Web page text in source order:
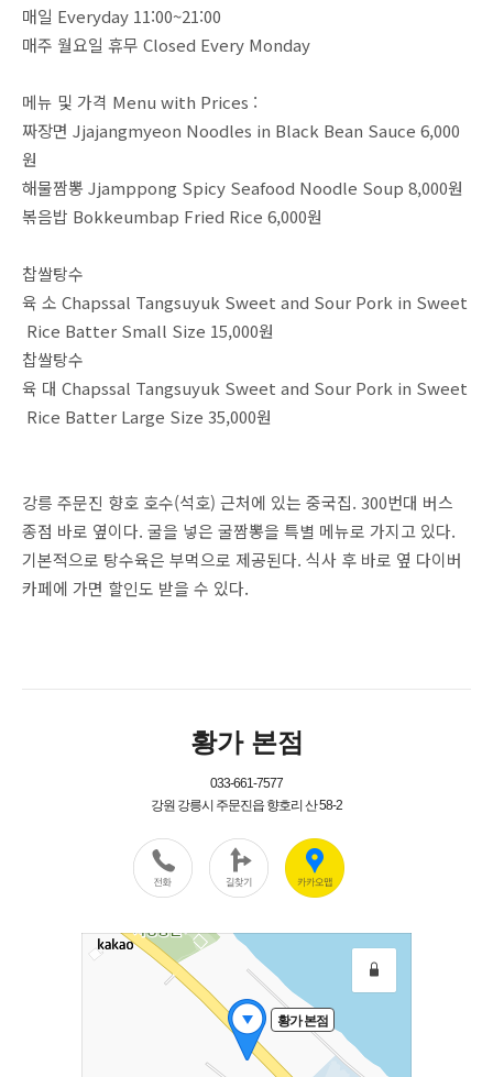
매일 Everyday 11:00~21:00
매주 월요일 휴무 Closed Every Monday
메뉴 및 가격 Menu with Prices :
짜장면 Jjajangmyeon Noodles in Black Bean Sauce 6,000
원
해물짬뽕 Jjamppong Spicy Seafood Noodle Soup 8,000원
볶음밥 Bokkeumbap Fried Rice 6,000원
찹쌀탕수
육 소 Chapssal Tangsuyuk Sweet and Sour Pork in Sweet
Rice Batter Small Size 15,000원
찹쌀탕수
육 대 Chapssal Tangsuyuk Sweet and Sour Pork in Sweet
Rice Batter Large Size 35,000원
강릉 주문진 향호 호수(석호) 근처에 있는 중국집. 300번대 버스
종점 바로 옆이다. 굴을 넣은 굴짬뽕을 특별 메뉴로 가지고 있다.
기본적으로 탕수육은 부먹으로 제공된다. 식사 후 바로 옆 다이버
카페에 가면 할인도 받을 수 있다.